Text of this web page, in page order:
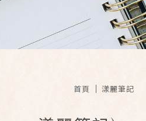
首頁 漾麗筆記